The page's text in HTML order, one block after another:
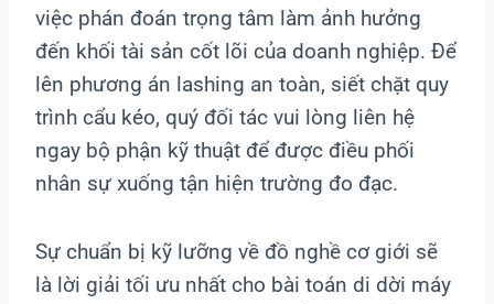
việc phán đoán trọng tâm làm ảnh hưởng
đến khối tài sản cốt lõi của doanh nghiệp. Để
lên phương án lashing an toàn, siết chặt quy
trình cẩu kéo, quý đối tác vui lòng liên hệ
ngay bộ phận kỹ thuật để được điều phối
nhân sự xuống tận hiện trường đo đạc.
Sự chuẩn bị kỹ lưỡng về đồ nghề cơ giới sẽ
là lời giải tối ưu nhất cho bài toán di dời máy